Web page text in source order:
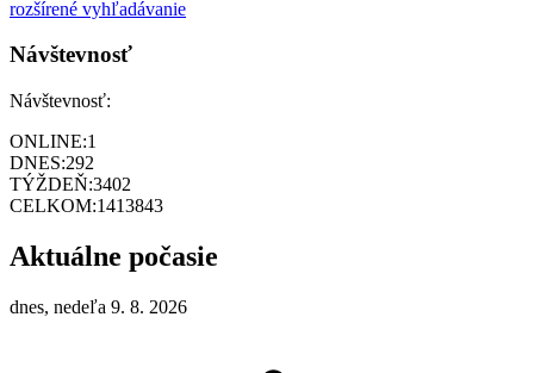
rozšírené vyhľadávanie
Návštevnosť
Návštevnosť:
ONLINE:1
DNES:292
TÝŽDEŇ:3402
CELKOM:1413843
Aktuálne počasie
dnes, nedeľa 9. 8. 2026